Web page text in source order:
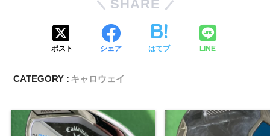
SHARE
ポスト シェア はてブ LINE
CATEGORY : キャロウェイ